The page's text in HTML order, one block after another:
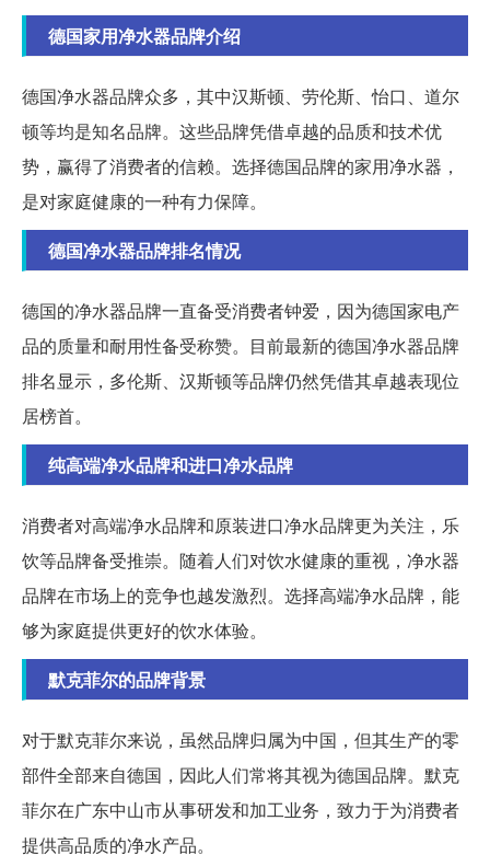
德国家用净水器品牌介绍
德国净水器品牌众多，其中汉斯顿、劳伦斯、怡口、道尔
顿等均是知名品牌。这些品牌凭借卓越的品质和技术优
势，赢得了消费者的信赖。选择德国品牌的家用净水器，
是对家庭健康的一种有力保障。
德国净水器品牌排名情况
德国的净水器品牌一直备受消费者钟爱，因为德国家电产
品的质量和耐用性备受称赞。目前最新的德国净水器品牌
排名显示，多伦斯、汉斯顿等品牌仍然凭借其卓越表现位
居榜首。
纯高端净水品牌和进口净水品牌
消费者对高端净水品牌和原装进口净水品牌更为关注，乐
饮等品牌备受推崇。随着人们对饮水健康的重视，净水器
品牌在市场上的竞争也越发激烈。选择高端净水品牌，能
够为家庭提供更好的饮水体验。
默克菲尔的品牌背景
对于默克菲尔来说，虽然品牌归属为中国，但其生产的零
部件全部来自德国，因此人们常将其视为德国品牌。默克
菲尔在广东中山市从事研发和加工业务，致力于为消费者
提供高品质的净水产品。